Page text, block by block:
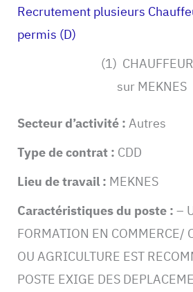
Recrutement plusieurs
permis (D)
(1) CHAUFFEUR
sur MEKNES
Secteur d’activité :Autres
Type de contrat : CDD
Lieu de travail : MEKNES
Caractéristiques du poste :–
FORMATION EN COMMERCE/
OU AGRICULTURE EST
POSTE EXIGE DES